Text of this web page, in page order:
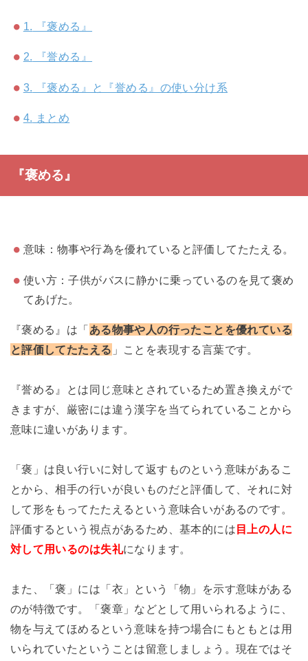
1. 『褒める』
2. 『誉める』
3. 『褒める』と『誉める』の使い分け系
4. まとめ
『褒める』
意味：物事や行為を優れていると評価してたたえる。
使い方：子供がバスに静かに乗っているのを見て褒め
てあげた。
『褒める』は「 ある物事や人の行ったことを優れている
と評価してたたえる 」ことを表現する言葉です。
『誉める』とは同じ意味とされているため置き換えがで
きますが、厳密には違う漢字を当てられていることから
意味に違いがあります。
「褒」は良い行いに対して返すものという意味があるこ
とから、相手の行いが良いものだと評価して、それに対
して形をもってたたえるという意味合いがあるのです。
評価するという視点があるため、基本的には目上の人に
対して用いるのは失礼になります。
また、「褒」には「衣」という「物」を示す意味がある
のが特徴です。「褒章」などとして用いられるように、
物を与えてほめるという意味を持つ場合にもともとは用
いられていたということは留意しましょう。現在ではそ